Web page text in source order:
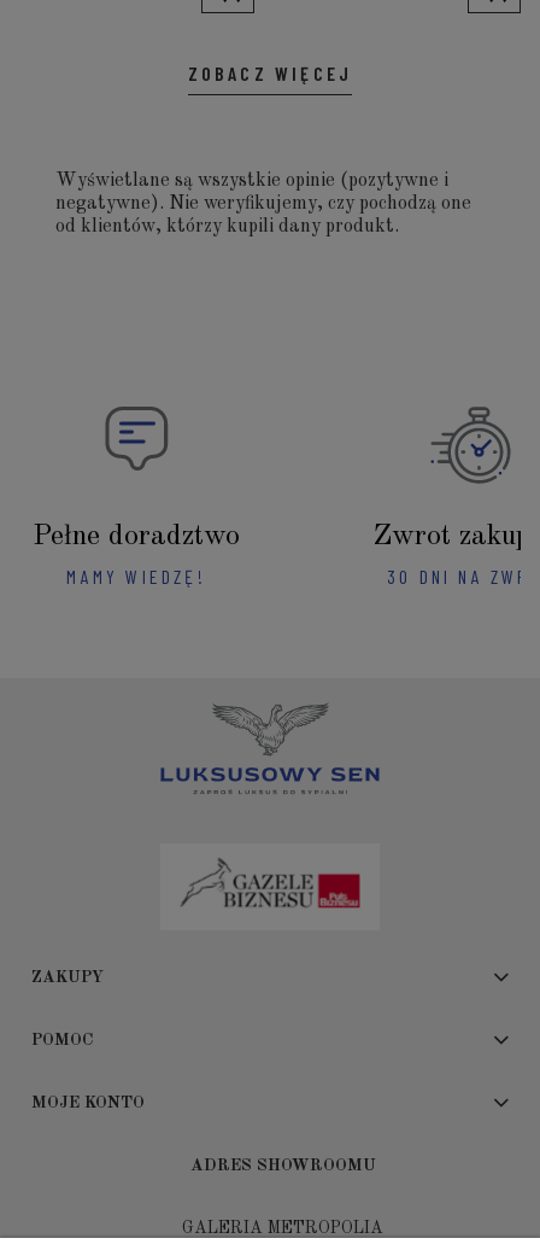
ZOBACZ WIĘCEJ
Wyświetlane są wszystkie opinie (pozytywne i
negatywne). Nie weryfikujemy, czy pochodzą one
od klientów, którzy kupili dany produkt.
Pełne doradztwo
MAMY WIEDZĘ!
Zwrot
30 DNI NA
ZAKUPY
POMOC
MOJE KONTO
ADRES SHOWROOMU
GALERIA METROPOLIA